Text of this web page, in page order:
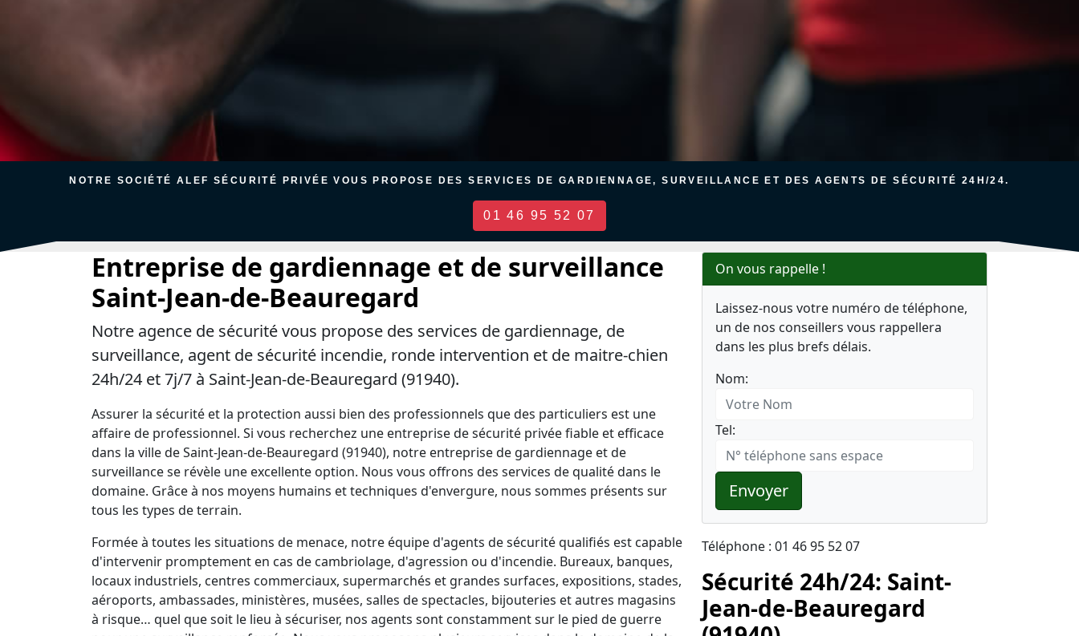
NOTRE SOCIÉTÉ ALEF SÉCURITÉ PRIVÉE VOUS PROPOSE DES SERVICES DE GARDIENNAGE, SURVEILLANCE ET DES AGENTS DE SÉCURITÉ 24H/24.
01 46 95 52 07
Entreprise de gardiennage et de surveillance
Saint-Jean-de-Beauregard
Notre agence de sécurité vous propose des services de gardiennage, de
surveillance, agent de sécurité incendie, ronde intervention et de maitre-chien
24h/24 et 7j/7 à Saint-Jean-de-Beauregard (91940).
Assurer la sécurité et la protection aussi bien des professionnels que des particuliers est une
affaire de professionnel. Si vous recherchez une entreprise de sécurité privée fiable et efficace
dans la ville de Saint-Jean-de-Beauregard (91940), notre entreprise de gardiennage et de
surveillance se révèle une excellente option. Nous vous offrons des services de qualité dans le
domaine. Grâce à nos moyens humains et techniques d'envergure, nous sommes présents sur
tous les types de terrain.
Formée à toutes les situations de menace, notre équipe d'agents de sécurité qualifiés est capable
d'intervenir promptement en cas de cambriolage, d'agression ou d'incendie. Bureaux, banques,
locaux industriels, centres commerciaux, supermarchés et grandes surfaces, expositions, stades,
aéroports, ambassades, ministères, musées, salles de spectacles, bijouteries et autres magasins
à risque… quel que soit le lieu à sécuriser, nos agents sont constamment sur le pied de guerre
On vous rappelle !
Laissez-nous votre numéro de téléphone,
un de nos conseillers vous rappellera
dans les plus brefs délais.
Nom:
Tel:
Envoyer
Téléphone : 01 46 95 52 07
Sécurité 24h/24: Saint-
Jean-de-Beauregard